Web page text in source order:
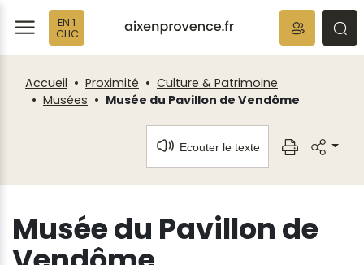
EN 1
CLIC
Accueil Proximité
Culture & Patrimoine
Musées
Musée du Pavillon de Vendôme
Ecouter le texte
Musée du Pavillon de
Fenêtre
de
chat
Panneau de gestion des cookies